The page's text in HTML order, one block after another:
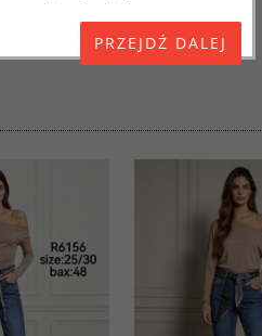
(UE) 2016/679 z dnia 27
osobowych i w sprawie
jako "RODO", "ORODO",
25 maja 2018 roku. Poniżej
przetwarzanie przez OMEZ
że wycofanie zgody nie